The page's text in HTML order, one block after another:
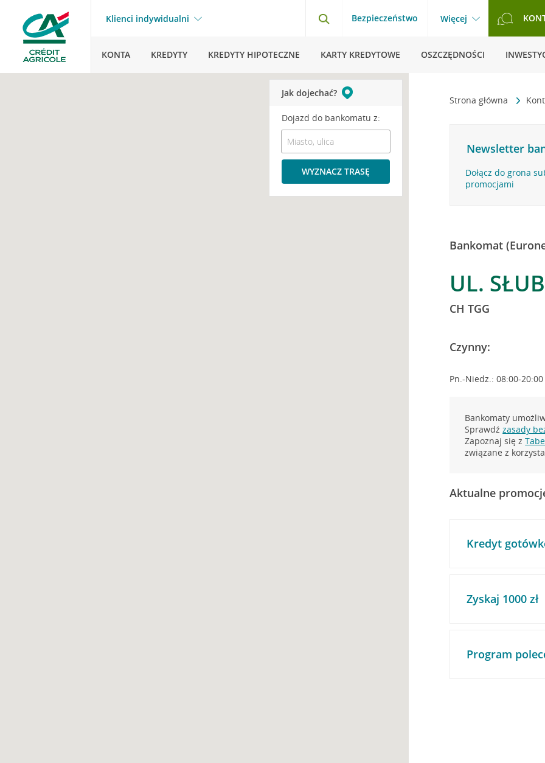
Klienci indywidualni Bezpieczeństwo Więcej
KONTA KREDYTY KREDYTY HIPOTECZNE KARTY KREDYTOWE OSZCZĘDNOŚCI
Strona główna
Newsletter
Dołącz do grona
promocjami
Bankomat
UL.
CH TGG
Czynny:
Pn.-Niedz.: 08:00-20:00
Bankomaty
Sprawdźzasady
Zapoznaj się z
związane z
Aktualne
Kredyt
Zyskaj 1000 zł
Program
Jak dojechać?
Dojazd do bankomatu z:
WYZNACZ TRASĘ